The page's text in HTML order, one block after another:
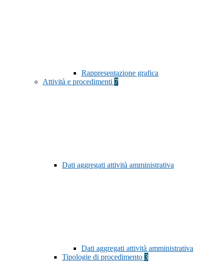
Rappresentazione grafica
Attività e procedimenti 7
Dati aggregati attività amministrativa
Dati aggregati attività amministrativa
Tipologie di procedimento 3